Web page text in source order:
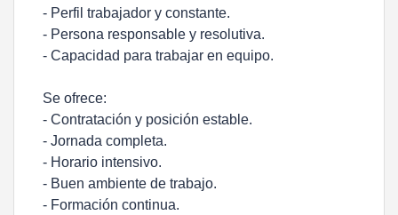
- Perfil trabajador y constante.
- Persona responsable y resolutiva.
- Capacidad para trabajar en equipo.
Se ofrece:
- Contratación y posición estable.
- Jornada completa.
- Horario intensivo.
- Buen ambiente de trabajo.
- Formación continua.